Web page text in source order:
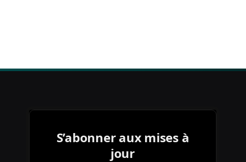
S’abonner aux mises à
jour